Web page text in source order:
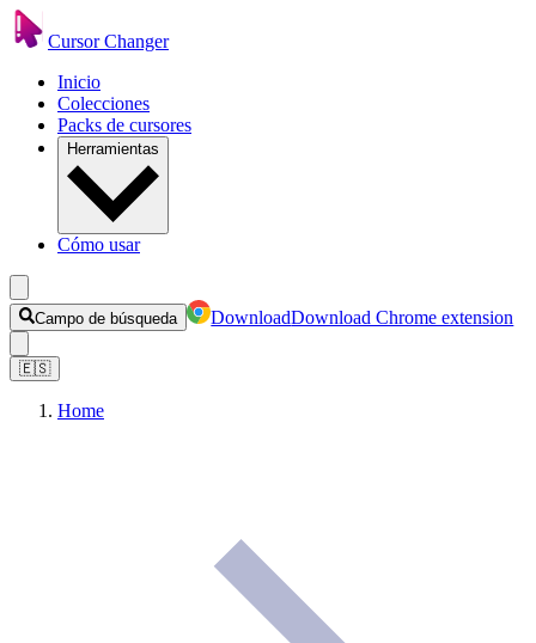
Cursor Changer
Inicio
Colecciones
Packs de cursores
Herramientas
Cómo usar
Campo de búsqueda DownloadDownload Chrome extension
🇪🇸
Home